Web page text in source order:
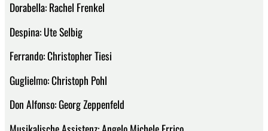
Dorabella: Rachel Frenkel
Despina: Ute Selbig
Ferrando: Christopher Tiesi
Guglielmo: Christoph Pohl
Don Alfonso: Georg Zeppenfeld